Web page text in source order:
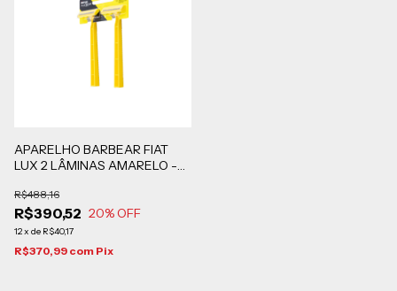
APARELHO BARBEAR FIAT
LUX 2 LÂMINAS AMARELO -
R$390,52
R$488,16
20% OFF
12x de R$40,17
R$370,99 com Pix